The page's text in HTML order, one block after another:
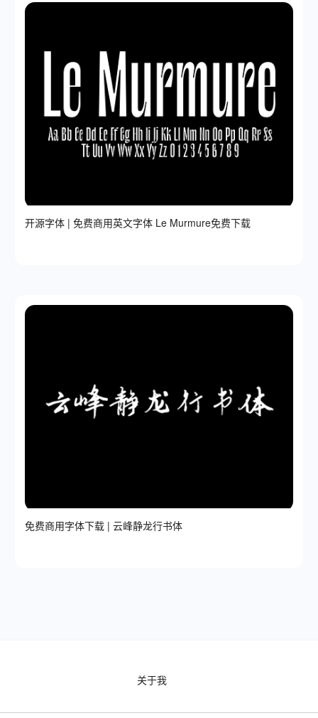
开源字体 | 免费商用英文字体 Le Murmure免费下载
免费商用字体下载 | 云峰静龙行书体
关于我